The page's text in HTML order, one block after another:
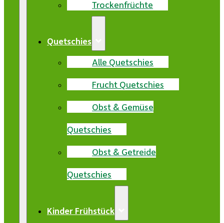
Trockenfrüchte
Quetschies
Alle Quetschies
Frucht Quetschies
Obst & Gemüse
Quetschies
Obst & Getreide
Quetschies
Kinder Frühstück